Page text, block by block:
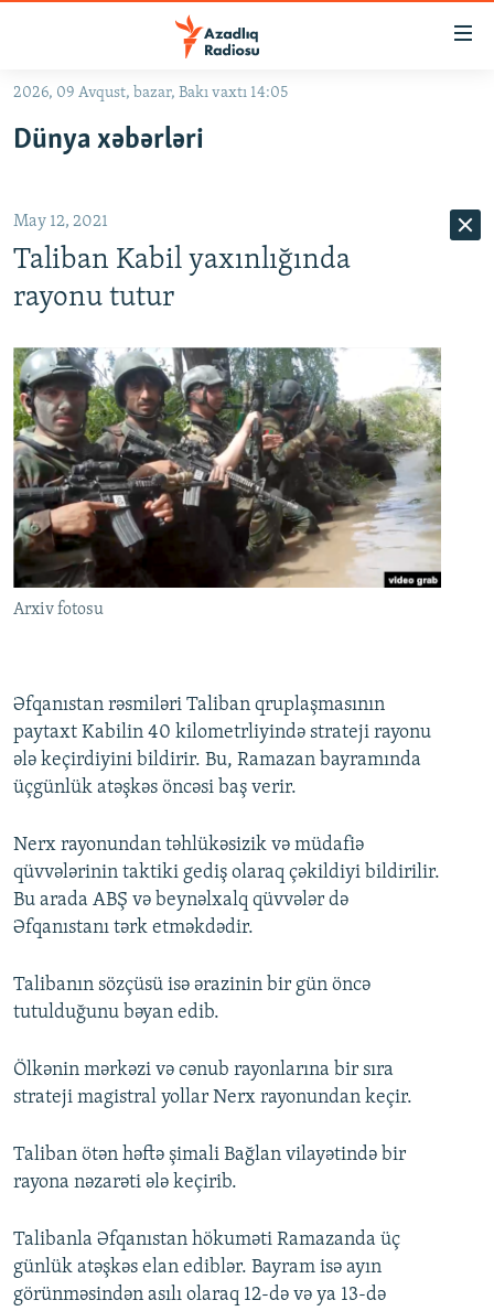
Əsas
qayıt
qayıt
Axtarışa
#İZAHLA
#ƏSLINDƏ
QANUNI DOĞRU
ARAŞDIRMA
MULTIMEDIA
VIDEO
FOTOQALEREYA
İNFOQRAFIKA
KARIKATURA
RADIO ARXIV
OXU ZALI
AZƏRBAYCAN ƏDƏBIYYATI KITABXANASI
İSLAM VƏ DEMOKRATIYA
HAQQIMIZDA
MISSIYAMIZ
PEŞƏ ETIKASI VƏ JURNALISTIKA STANDARTLARIMIZ
XƏBƏR BÜLLETENLƏRIMIZ
BIZI IZLƏ
2026, 09 Avqust, bazar, Bakı vaxtı 14:05
Dünya xəbərləri
May 12, 2021
Taliban Kabil yaxınlığında
rayonu tutur
Arxiv fotosu
Əfqanıstan rəsmiləri Taliban qruplaşmasının
paytaxt Kabilin 40 kilometrliyində strateji rayonu
ələ keçirdiyini bildirir. Bu, Ramazan bayramında
üçgünlük atəşkəs öncəsi baş verir.
Nerx rayonundan təhlükəsizik və müdafiə
qüvvələrinin taktiki gediş olaraq çəkildiyi bildirilir.
Bu arada ABŞ və beynəlxalq qüvvələr də
Əfqanıstanı tərk etməkdədir.
Talibanın sözçüsü isə ərazinin bir gün öncə
tutulduğunu bəyan edib.
Ölkənin mərkəzi və cənub rayonlarına bir sıra
strateji magistral yollar Nerx rayonundan keçir.
Taliban ötən həftə şimali Bağlan vilayətində bir
rayona nəzarəti ələ keçirib.
Talibanla Əfqanıstan hökuməti Ramazanda üç
günlük atəşkəs elan ediblər. Bayram isə ayın
görünməsindən asılı olaraq 12-də və ya 13-də